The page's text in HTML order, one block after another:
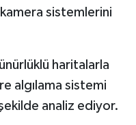
sistemlerini
haritalarla
algılama sistemi
analiz ediyor.